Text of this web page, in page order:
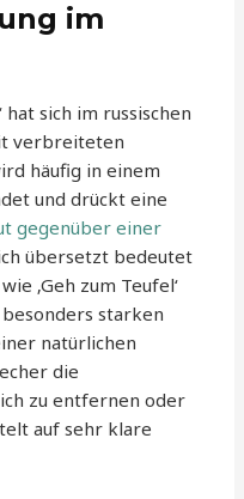
im
hat sich im russischen
verbreiteten
häufig in einem
und drückt eine
gegenüber einer
übersetzt bedeutet
‚Geh zum Teufel‘
besonders starken
natürlichen
die
zu entfernen oder
auf sehr klare